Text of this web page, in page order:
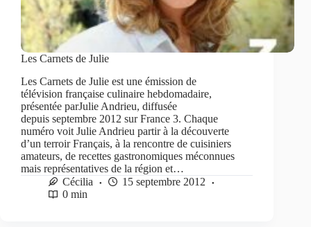
Les Carnets de Julie
Les Carnets de Julie est une émission de
télévision française culinaire hebdomadaire,
présentée parJulie Andrieu, diffusée
depuis septembre 2012 sur France 3. Chaque
numéro voit Julie Andrieu partir à la découverte
d’un terroir Français, à la rencontre de cuisiniers
amateurs, de recettes gastronomiques méconnues
mais représentatives de la région et…
Cécilia
15 septembre 2012
0 min